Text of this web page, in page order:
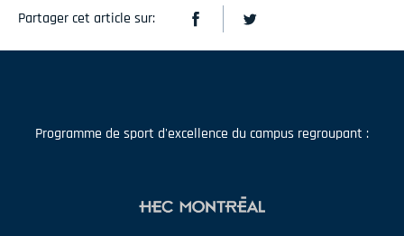
Partager cet article sur:
Programme de sport d'excellence du campus regroupant :